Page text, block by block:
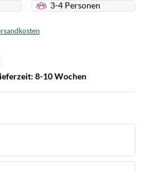
3-4 Personen
8-10 Wochen